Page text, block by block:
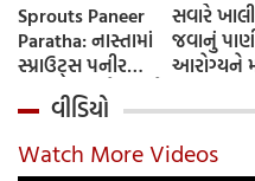
Sprouts Paneer
Paratha: નાસ્તામાં
સ્પ્રાઉટ્સ પનીર
પરાઠા બનાવો, તમને
પ્રોટીનનો ડબલ ડોઝ
મળશે
સવારે
જવાનું
આરોગ્યને
જાણીએ
અને
યોગ્ય રીત
વીડિયો
Watch More Videos